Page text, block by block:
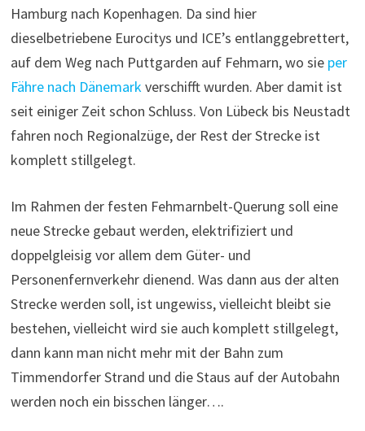
Hamburg nach Kopenhagen. Da sind hier
dieselbetriebene Eurocitys und ICE’s entlanggebrettert,
auf dem Weg nach Puttgarden auf Fehmarn, wo sie per
Fähre nach Dänemarkverschifft wurden. Aber damit ist
seit einiger Zeit schon Schluss. Von Lübeck bis Neustadt
fahren noch Regionalzüge, der Rest der Strecke ist
komplett stillgelegt.
Im Rahmen der festen Fehmarnbelt-Querung soll eine
neue Strecke gebaut werden, elektrifiziert und
doppelgleisig vor allem dem Güter- und
Personenfernverkehr dienend. Was dann aus der alten
Strecke werden soll, ist ungewiss, vielleicht bleibt sie
bestehen, vielleicht wird sie auch komplett stillgelegt,
dann kann man nicht mehr mit der Bahn zum
Timmendorfer Strand und die Staus auf der Autobahn
werden noch ein bisschen länger….